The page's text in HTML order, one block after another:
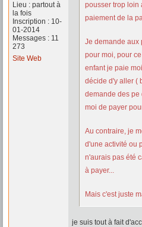
Lieu : partout à
la fois
Inscription : 10-
01-2014
Messages : 11
273
Site Web
pousser trop loin
paiement de la
Je demande aux
pour moi, pour
enfant je paie
décide d'y aller (
demande des pe
moi de payer
Au contraire, je
d'une activité ou
n'aurais pas été
à payer...
Mais c'est juste
je suis tout à fait